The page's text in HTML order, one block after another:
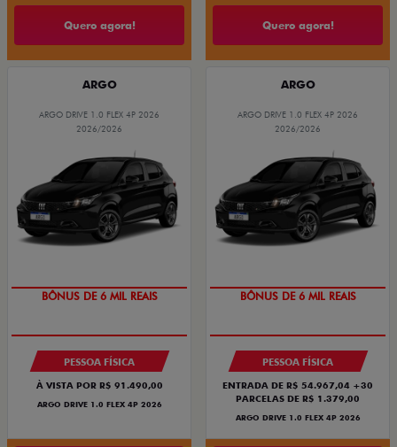
Quero agora! Quero agora!
ARGO
ARGO DRIVE 1.0 FLEX 4P 2026
2026/2026
PESSOA FÍSICA
À VISTA POR R$ 91.490,00
ARGO DRIVE 1.0 FLEX 4P 2026
ARGO
ARGO DRIVE 1.0 FLEX 4P 2026
2026/2026
PESSOA FÍSICA
ENTRADA DE R$ 54.967,04 +30
PARCELAS DE R$ 1.379,00
ARGO DRIVE 1.0 FLEX 4P 2026